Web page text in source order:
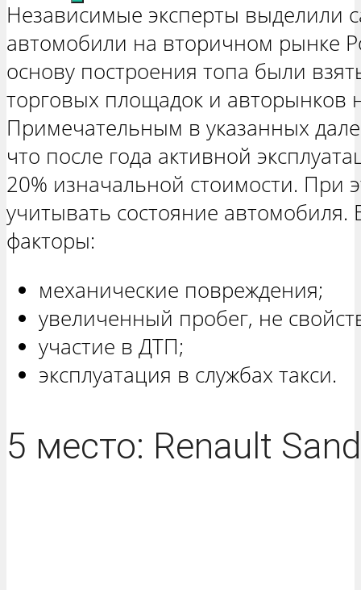
Независимые эксперты выделили
автомобили на вторичном рынке
основу построения топа были
торговых площадок и авторынков
Примечательным в указанных
что после года активной
20% изначальной стоимости. При
учитывать состояние
факторы:
механические повреждения;
увеличенный пробег, не
участие в ДТП;
эксплуатация в службах такси.
5 место: Renault